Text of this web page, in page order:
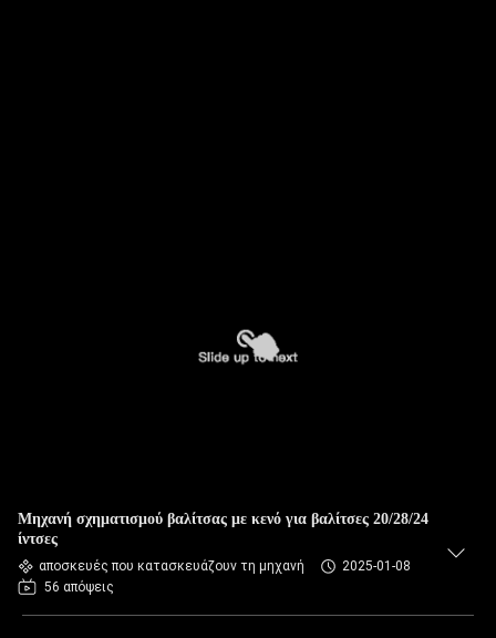
Μηχανή σχηματισμού βαλίτσας με κενό για βαλίτσες 20/28/24
ίντσες
αποσκευές που κατασκευάζουν τη μηχανή
2025-01-08
56 απόψεις